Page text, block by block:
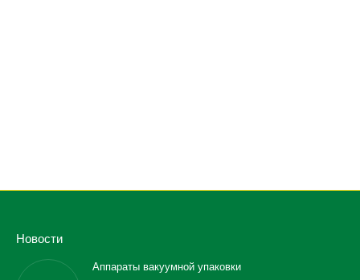
Новости
Аппараты вакуумной упаковки